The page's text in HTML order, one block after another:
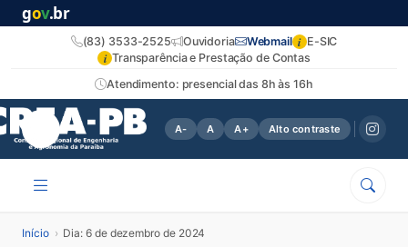
gov.br
Atendimento: presencial das 8h às 16h
(83) 3533-2525 Ouvidoria Webmail i E-SIC
i Transparência e Prestação de Contas
A- A A+ Alto contraste
Início › Dia: 6 de dezembro de 2024